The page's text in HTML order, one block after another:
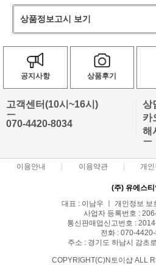
상품정보고시 보기
공지사항 상품후기
고객센터(10시~16시)
ㅡ
070-4420-8034
상
카
해
ㅡ
이용안내 이용약관 개
(주) 유에스티
대표 : 이남우 ㅣ 개인정보 보
사업자 등록번호 :
통신판매업신고번호 :
전화 : 070-
주소 : 경기도 하남시 감초
COPYRIGHT(C)N토이샵 ALL